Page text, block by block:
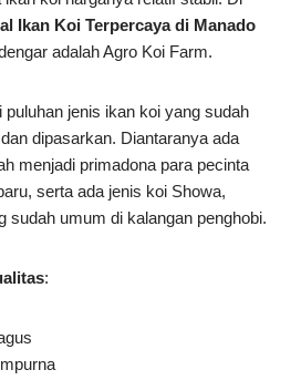
Ikan Koi Terpercaya di Manado
adalah Agro Koi Farm.
jenis ikan koi yang sudah
dipasarkan. Diantaranya ada
menjadi primadona para pecinta
serta ada jenis koi Showa,
sudah umum di kalangan penghobi.
: